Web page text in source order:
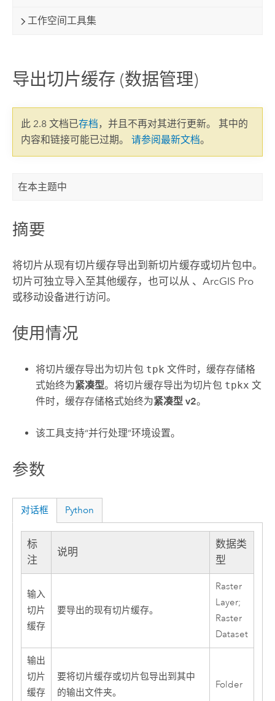
工作空间工具集
导出切片缓存 (数据管理)
此 2.8 文档已存档，并且不再对其进行更新。 其中的
内容和链接可能已过期。 请参阅最新文档。
在本主题中
摘要
将切片从现有切片缓存导出到新切片缓存或切片包中。
切片可独立导入至其他缓存，也可以从 、 ArcGIS Pro
或移动设备进行访问。
使用情况
将切片缓存导出为切片包 tpk 文件时，缓存存储格
式始终为紧凑型。将切片缓存导出为切片包 tpkx 文
件时，缓存存储格式始终为紧凑型 v2。
该工具支持“并行处理”环境设置。
参数
对话框 Python
标
注
说明
数据类
型
输入
切片
缓存
要导出的现有切片缓存。
Raster
Layer;
Raster
Dataset
输出
切片
缓存
要将切片缓存或切片包导出到其中
的输出文件夹。
Folder